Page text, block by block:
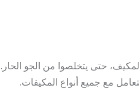
حتى يتخلصوا من الجو الحار.
مع جميع أنواع المكيفات.